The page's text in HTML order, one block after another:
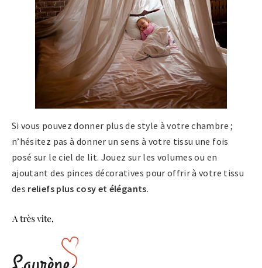
Si vous pouvez donner plus de style à votre chambre ;
n’hésitez pas à donner un sens à votre tissu une fois
posé sur le ciel de lit. Jouez sur les volumes ou en
ajoutant des pinces décoratives pour offrir à votre tissu
des reliefs plus cosy et élégants.